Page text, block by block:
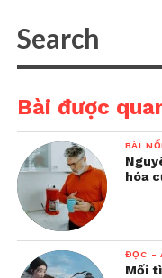
Bài được
BÀI
hóa
ĐỌC -
Mối